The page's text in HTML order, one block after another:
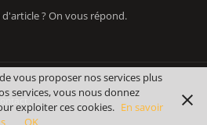
? On vous répond.
vous proposer nos services plus
services, vous nous donnez
exploiter ces cookies. En savoir
OK